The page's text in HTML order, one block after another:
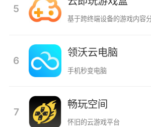
5
基于跨终端设备的游戏内容
6
领沃云电脑
手机秒变电脑
7
畅玩空间
怀旧的云游戏平台